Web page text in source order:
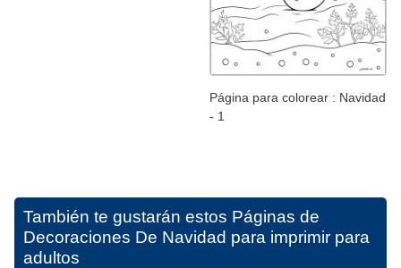
Página para colorear : Navidad
- 1
También te gustarán estos Páginas de
Decoraciones De Navidad para imprimir para
adultos